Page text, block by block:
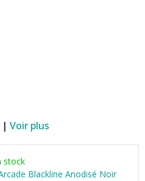
| Voir plus
stock
Blackline Anodisé Noir